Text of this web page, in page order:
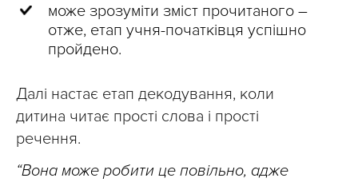
може зрозуміти зміст прочитаного –
отже, етап учня-початківця успішно
пройдено.
Далі настає етап декодування, коли
дитина читає прості слова і прості
речення.
“Вона може робити це повільно, адже